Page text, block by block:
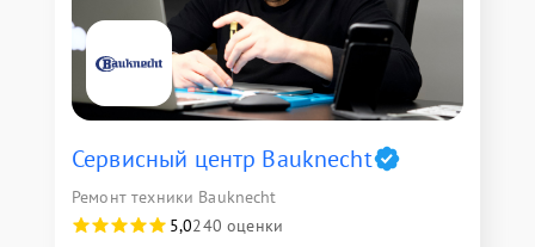
Сервисный центр Bauknecht
Ремонт техники Bauknecht
5,0240 оценки